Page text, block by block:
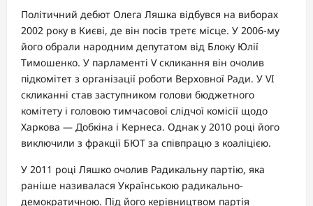
Політичний дебют Олега Ляшка відбувся на виборах
2002 року в Києві, де він посів третє місце. У 2006-му
його обрали народним депутатом від Блоку Юлії
Тимошенко. У парламенті V скликання він очолив
підкомітет з організації роботи Верховної Ради. У VI
скликанні став заступником голови бюджетного
комітету і головою тимчасової слідчої комісії щодо
Харкова — Добкіна і Кернеса. Однак у 2010 році його
виключили з фракції БЮТ за співпрацю з коаліцією.
У 2011 році Ляшко очолив Радикальну партію, яка
раніше називалася Українською радикально-
демократичною. Під його керівництвом партія